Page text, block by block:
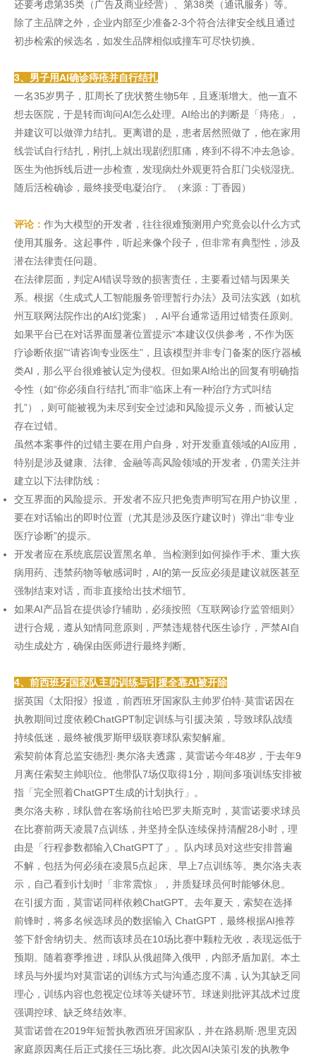
还要考虑第35类（广告及商业经营）、第38类（通讯服务）等。
除了主品牌之外，企业内部至少准备2-3个符合法律安全线且通过
初步检索的候选名，如发生品牌相似或撞车可尽快切换。
3、男子用AI确诊痔疮并自行结扎
一名35岁男子，肛周长了疣状赘生物5年，且逐渐增大。他一直不
想去医院，于是转而询问AI怎么处理。AI给出的判断是「痔疮」，
并建议可以做弹力结扎。更离谱的是，患者居然照做了，他在家用
线尝试自行结扎，刚扎上就出现剧烈肛痛，疼到不得不冲去急诊。
医生为他拆线后进一步检查，发现病灶外观更符合肛门尖锐湿疣。
随后活检确诊，最终接受电凝治疗。（来源：丁香园）
评论： 作为大模型的开发者，往往很难预测用户究竟会以什么方式
使用其服务。这起事件，听起来像个段子，但非常有典型性，涉及
潜在法律责任问题。
在法律层面，判定AI错误导致的损害责任，主要看过错与因果关
系。根据《生成式人工智能服务管理暂行办法》及司法实践（如杭
州互联网法院作出的AI幻觉案），AI平台通常适用过错责任原则。
如果平台已在对话界面显著位置提示“本建议仅供参考，不作为医
疗诊断依据”“请咨询专业医生”，且该模型并非专门备案的医疗器械
类AI，那么平台很难被认定为侵权。但如果AI给出的回复有明确指
令性（如“你必须自行结扎”而非“临床上有一种治疗方式叫结
扎”），则可能被视为未尽到安全过滤和风险提示义务，而被认定
存在过错。
虽然本案事件的过错主要在用户自身，对开发垂直领域的AI应用，
特别是涉及健康、法律、金融等高风险领域的开发者，仍需关注并
建立以下法律防线：
交互界面的风险提示。开发者不应只把免责声明写在用户协议里，
要在对话输出的即时位置（尤其是涉及医疗建议时）弹出“非专业
医疗诊断”的提示。
开发者应在系统底层设置黑名单。当检测到如何操作手术、重大疾
病用药、违禁药物等敏感词时，AI的第一反应必须是建议就医甚至
强制结束对话，而非直接给出技术细节。
如果AI产品旨在提供诊疗辅助，必须按照《互联网诊疗监管细则》
进行合规，遵从知情同意原则，严禁违规替代医生诊疗，严禁AI自
动生成处方，确保由医师进行最终判断。
4、前西班牙国家队主帅训练与引援全靠AI被开除
据英国《太阳报》报道，前西班牙国家队主帅罗伯特·莫雷诺因在
执教期间过度依赖ChatGPT制定训练与引援决策，导致球队战绩
持续低迷，最终被俄罗斯甲级联赛球队索契解雇。
索契前体育总监安德烈·奥尔洛夫透露，莫雷诺今年48岁，于去年9
月离任索契主帅职位。他带队7场仅取得1分，期间多项训练安排被
指「完全照着ChatGPT生成的计划执行」。
奥尔洛夫称，球队曾在客场前往哈巴罗夫斯克时，莫雷诺要求球员
在比赛前两天凌晨7点训练，并坚持全队连续保持清醒28小时，理
由是「行程参数都输入ChatGPT了」。队内球员对这些安排普遍
不解，包括为何必须在凌晨5点起床、早上7点训练等。奥尔洛夫表
示，自己看到计划时「非常震惊」，并质疑球员何时能够休息。
在引援方面，莫雷诺同样依赖ChatGPT。去年夏天，索契在选择
前锋时，将多名候选球员的数据输入 ChatGPT，最终根据AI推荐
签下舒舍纳切夫。然而该球员在10场比赛中颗粒无收，表现远低于
预期。随着赛季推进，球队从俄超降入俄甲，内部矛盾加剧。本土
球员与外援均对莫雷诺的训练方式与沟通态度不满，认为其缺乏同
理心，训练内容也忽视定位球等关键环节。球迷则批评其战术过度
强调控球、缺乏终结效率。
莫雷诺曾在2019年短暂执教西班牙国家队，并在路易斯·恩里克因
家庭原因离任后正式接任三场比赛。此次因AI决策引发的执教争